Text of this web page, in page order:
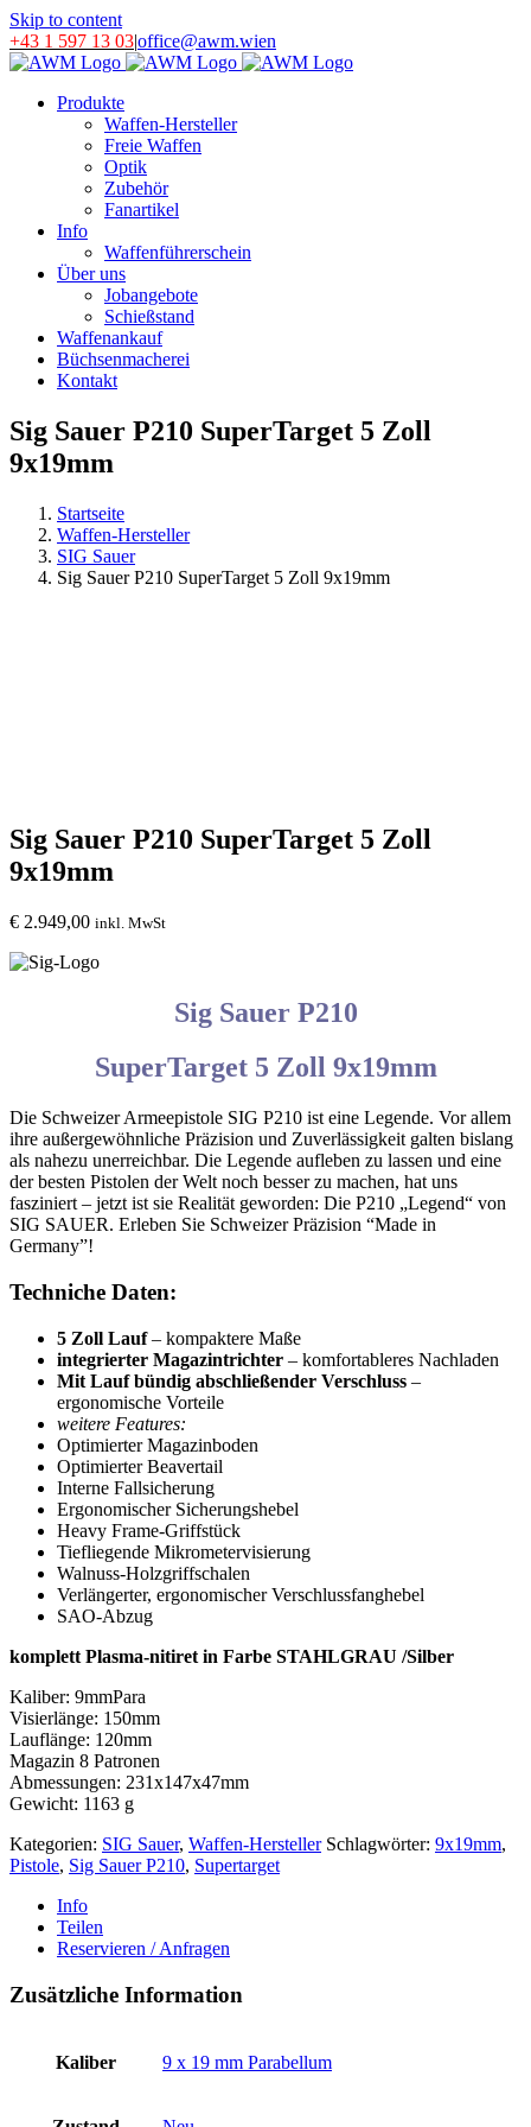
Skip to content
+43 1 597 13 03|office@awm.wien
Produkte
Waffen-Hersteller
Freie Waffen
Optik
Zubehör
Fanartikel
Info
Waffenführerschein
Über uns
Jobangebote
Schießstand
Waffenankauf
Büchsenmacherei
Kontakt
Sig Sauer P210 SuperTarget 5 Zoll
9x19mm
Startseite
Waffen-Hersteller
SIG Sauer
Sig Sauer P210 SuperTarget 5 Zoll 9x19mm
Sig Sauer P210 SuperTarget 5 Zoll
9x19mm
€ 2.949,00 inkl. MwSt
Sig Sauer P210
SuperTarget 5 Zoll 9x19mm
Die Schweizer Armeepistole SIG P210 ist eine Legende. Vor allem
ihre außergewöhnliche Präzision und Zuverlässigkeit galten bislang
als nahezu unerreichbar. Die Legende aufleben zu lassen und eine
der besten Pistolen der Welt noch besser zu machen, hat uns
fasziniert – jetzt ist sie Realität geworden: Die P210 „Legend“ von
SIG SAUER. Erleben Sie Schweizer Präzision “Made in
Germany”!
Techniche Daten:
5 Zoll Lauf– kompaktere Maße
integrierter Magazintrichter – komfortableres Nachladen
Mit Lauf bündig abschließender Verschluss –
ergonomische Vorteile
weitere Features:
Optimierter Magazinboden
Optimierter Beavertail
Interne Fallsicherung
Ergonomischer Sicherungshebel
Heavy Frame-Griffstück
Tiefliegende Mikrometervisierung
Walnuss-Holzgriffschalen
Verlängerter, ergonomischer Verschlussfanghebel
SAO-Abzug
komplett Plasma-nitiret in Farbe STAHLGRAU /Silber
Kaliber: 9mmPara
Visierlänge: 150mm
Lauflänge: 120mm
Magazin 8 Patronen
Abmessungen: 231x147x47mm
Gewicht: 1163 g
Kategorien: SIG Sauer, Waffen-Hersteller Schlagwörter: 9x19mm,
Pistole, Sig Sauer P210, Supertarget
Info
Teilen
Reservieren / Anfragen
Zusätzliche Information
Kaliber 9 x 19 mm Parabellum